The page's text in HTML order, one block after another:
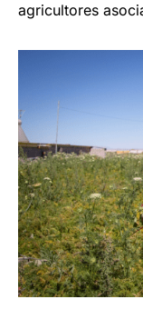
agricultores